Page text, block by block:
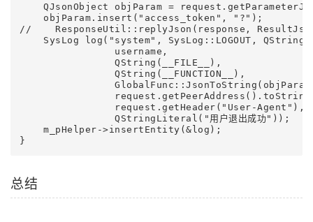
QJsonObject objParam =
    objParam.insert("access_token", "?");
//    ResponseUtil::replyJson(response,
SysLog log("system", SysLog::LOGOUT,
                username,
                QString(__FILE__),
                QString(__FUNCTION__),
                request.getHeader("User-Agent"),
                QStringLiteral("用户退出成功"));
    m_pHelper->insertEntity(&log);
}
总结